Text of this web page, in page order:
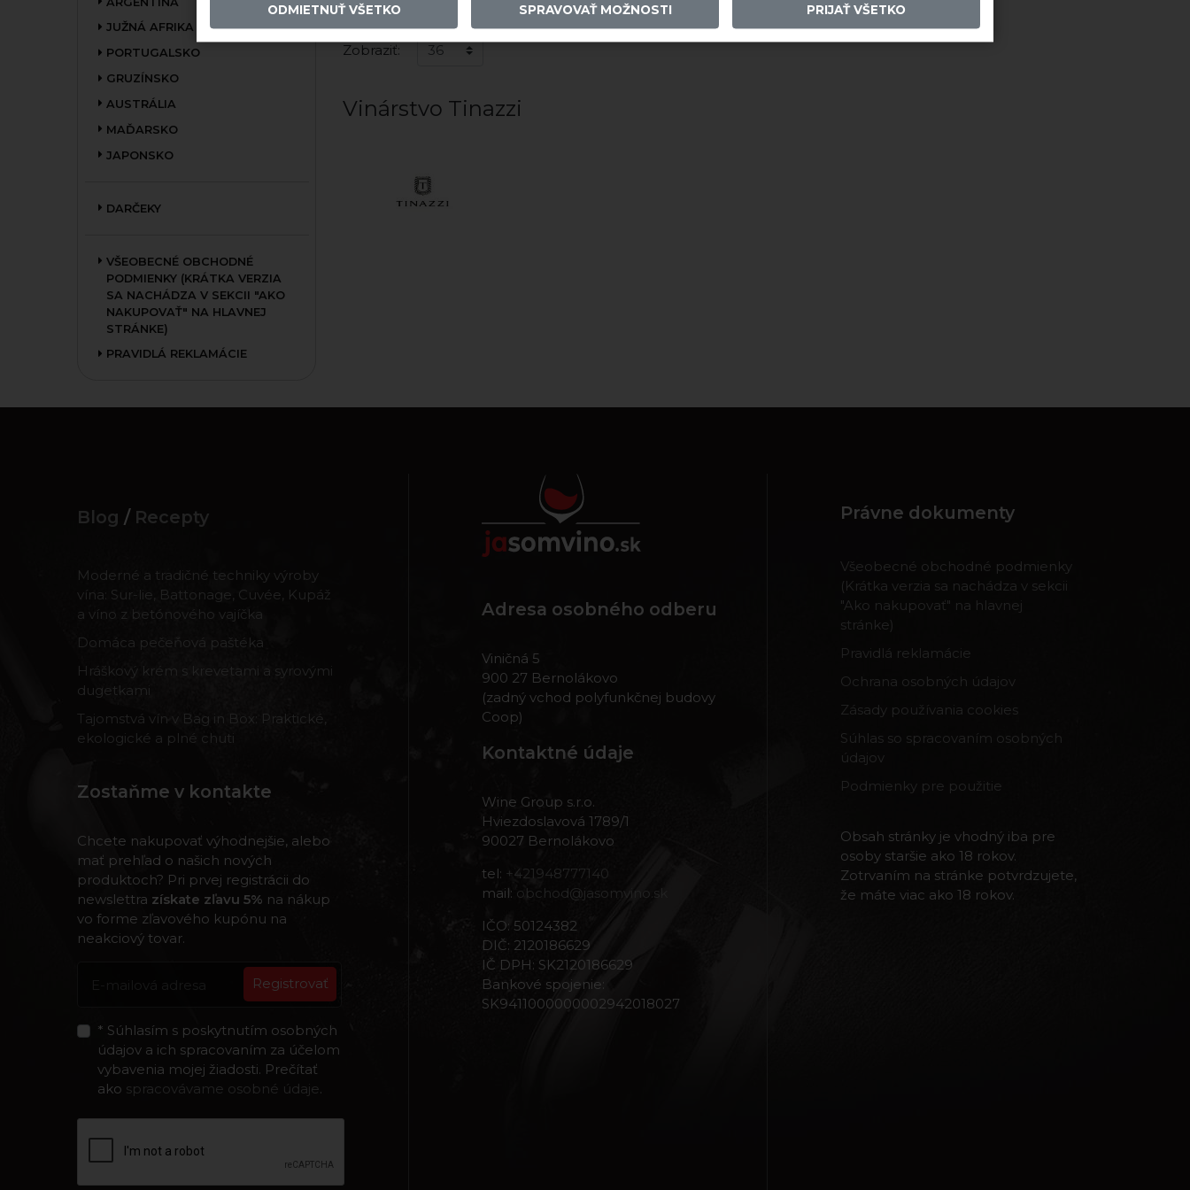
JUŽNÁ AFRIKA
PORTUGALSKO
GRUZÍNSKO
AUSTRÁLIA
MAĎARSKO
JAPONSKO
DARČEKY
VŠEOBECNÉ OBCHODNÉ
PODMIENKY (KRÁTKA VERZIA
SA NACHÁDZA V SEKCII "AKO
NAKUPOVAŤ" NA HLAVNEJ
STRÁNKE)
PRAVIDLÁ REKLAMÁCIE
Zobraziť:
Vinárstvo Tinazzi
Blog / Recepty
Moderné a tradičné techniky výroby
vína: Sur-lie, Battonage, Cuvée, Kupáž
a víno z betónového vajíčka
Domáca pečeňová paštéka
Hráškový krém s krevetami a syrovými
dugetkami
Tajomstvá vín v Bag in Box: Praktické,
ekologické a plné chuti
Zostaňme v kontakte
Chcete nakupovať výhodnejšie, alebo
mať prehľad o našich nových
produktoch? Pri prvej registrácii do
newslettra získate zľavu 5% na nákup
vo forme zľavového kupónu na
neakciový tovar.
Registrovať
* Súhlasím s poskytnutím osobných
údajov a ich spracovaním za účelom
vybavenia mojej žiadosti. Prečítať
ako spracovávame osobné údaje.
Adresa osobného odberu
Viničná 5
900 27 Bernolákovo
(zadný vchod polyfunkčnej budovy
Coop)
Kontaktné údaje
Wine Group s.r.o.
Hviezdoslavová 1789/1
90027 Bernolákovo
tel: +421948777140
mail: obchod@jasomvino.sk
IČO: 50124382
DIČ: 2120186629
IČ DPH: SK2120186629
Bankové spojenie:
SK9411000000002942018027
Právne dokumenty
Všeobecné obchodné podmienky
(Krátka verzia sa nachádza v sekcii
"Ako nakupovať" na hlavnej
stránke)
Pravidlá reklamácie
Ochrana osobných údajov
Zásady používania cookies
Súhlas so spracovaním osobných
údajov
Podmienky pre použitie
Obsah stránky je vhodný iba pre
osoby staršie ako 18 rokov.
Zotrvaním na stránke potvrdzujete,
že máte viac ako 18 rokov.
ODMIETNUŤ VŠETKO SPRAVOVAŤ MOŽNOSTI PRIJAŤ VŠETKO